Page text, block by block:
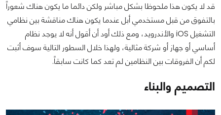
قد لا يكون هذا ملحوظا بشكل مباشر ولكن دائما ما يكون هناك شعوراً
بالتفوق من قبل مستخدمي أبل عندما يكون هناك مناقشة بين نظامي
التشغيل iOS والأندرويد، ومع ذلك أود أن أقول أنه لا يوجد نظام
أساسي أو جهاز أو شركة مثالية، ولهذا خلال السطور التالية سوف أثبت
لكم أن الفروقات بين النظامين لم تعد كما كانت سابقاً.
التصميم والبناء